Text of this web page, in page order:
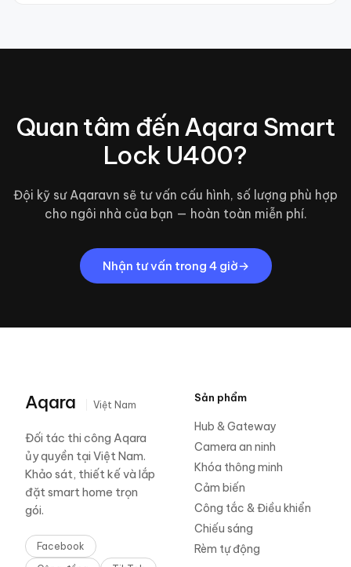
Quan tâm đến Aqara Smart
Lock U400?
Đội kỹ sư Aqaravn sẽ tư vấn cấu hình, số lượng phù hợp
cho ngôi nhà của bạn — hoàn toàn miễn phí.
Nhận tư vấn trong 4 giờ
Aqara Việt Nam
Đối tác thi công Aqara
ủy quyền tại Việt Nam.
Khảo sát, thiết kế và lắp
đặt smart home trọn
gói.
Facebook
Sản phẩm
Hub & Gateway
Camera an ninh
Khóa thông minh
Cảm biến
Công tắc & Điều khiển
Chiếu sáng
Rèm tự động